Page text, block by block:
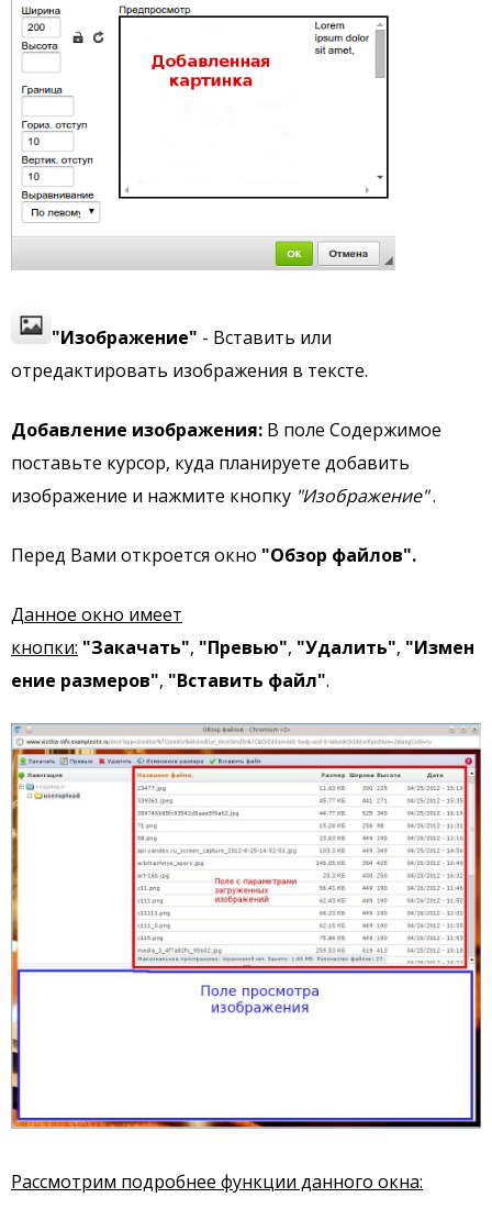
"Изображение" - Вставить или
отредактировать изображения в тексте.
Добавление изображения: В поле Содержимое
поставьте курсор, куда планируете добавить
изображение и нажмите кнопку "Изображение".
Перед Вами откроется окно "Обзор файлов".
Данное окно имеет
кнопки: "Закачать", "Превью", "Удалить", "Измен
ение размеров", "Вставить файл".
Рассмотрим подробнее функции данного окна: